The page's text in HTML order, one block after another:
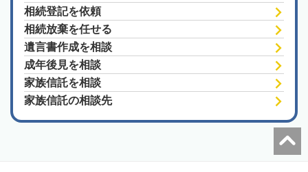
相続登記を依頼
相続放棄を任せる
遺言書作成を相談
成年後見を相談
家族信託を相談
家族信託の相談先